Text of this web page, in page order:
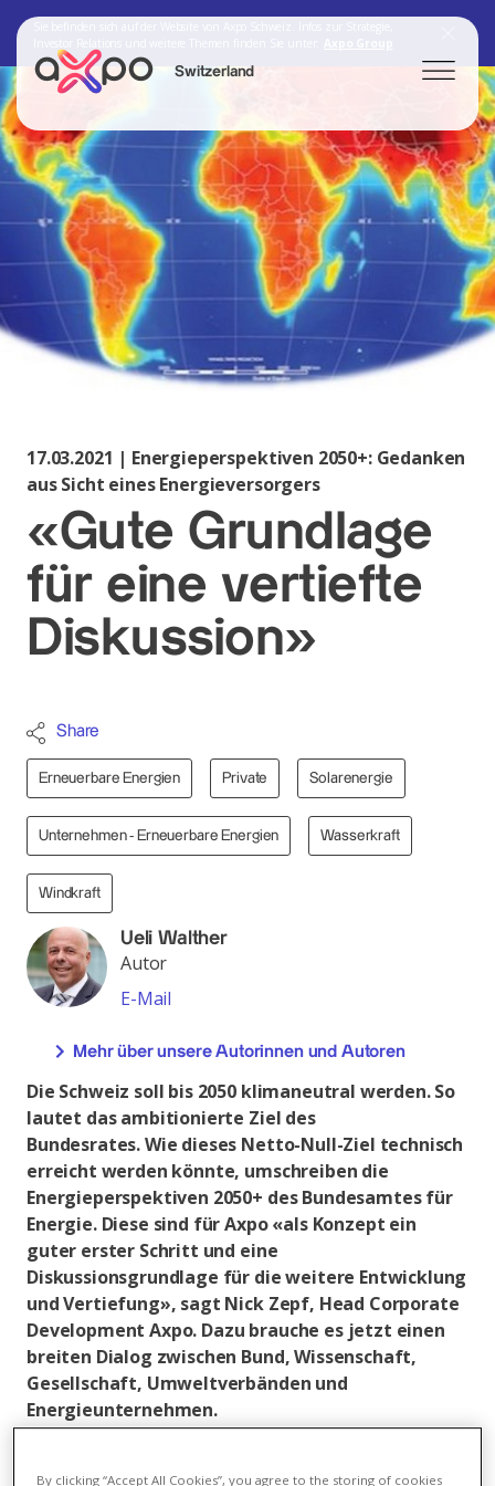
Switzerland
Search
Axpo Group
17.03.2021 | Energieperspektiven 2050+: Gedanken
aus Sicht eines Energieversorgers
«Gute Grundlage
für eine vertiefte
Diskussion»
Share
Erneuerbare Energien Private Solarenergie
Unternehmen - Erneuerbare Energien Wasserkraft
Windkraft
Ueli Walther
Autor
E-Mail
Mehr über unsere Autorinnen und Autoren
Die Schweiz soll bis 2050 klimaneutral werden. So
lautet das ambitionierte Ziel des
Bundesrates. Wie dieses Netto-Null-Ziel technisch
erreicht werden könnte, umschreiben die
Energieperspektiven 2050+ des Bundesamtes für
Energie. Diese sind für Axpo «als Konzept ein
guter erster Schritt und eine
Diskussionsgrundlage für die weitere Entwicklung
und Vertiefung», sagt Nick Zepf, Head Corporate
Development Axpo. Dazu brauche es jetzt einen
breiten Dialog zwischen Bund, Wissenschaft,
Gesellschaft, Umweltverbänden und
Energieunternehmen.
Herausforderung der Menschheit. Deshalb braucht es
By clicking “Accept All Cookies”, you agree to the storing of cookies